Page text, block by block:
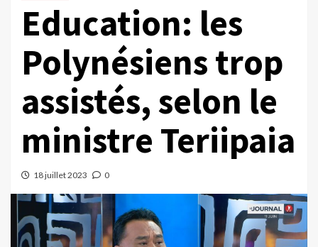
Education: les
Polynésiens trop
assistés, selon le
ministre Teriipaia
18 juillet 2023 0